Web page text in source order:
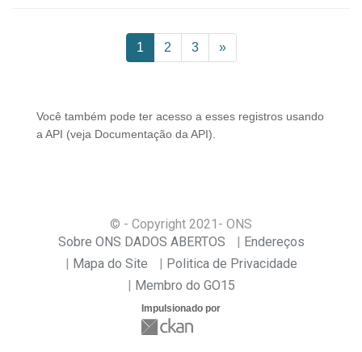
1 2 3 »
Você também pode ter acesso a esses registros usando
a API (veja Documentação da API ).
© - Copyright 2021 - ONS
Sobre ONS DADOS ABERTOS
Endereços
Mapa do Site
Politica de Privacidade
Membro do GO15
Impulsionado por